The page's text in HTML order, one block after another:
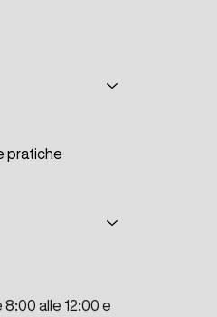
pratiche
8:00 alle 12:00 e